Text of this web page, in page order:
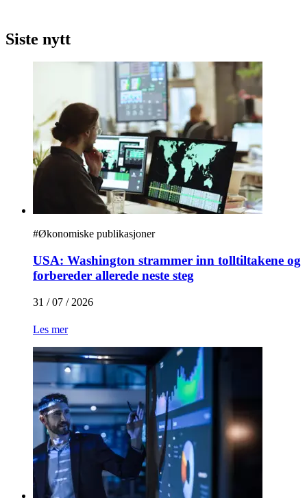
Siste nytt
#Økonomiske publikasjoner
USA: Washington strammer inn tolltiltakene og
forbereder allerede neste steg
31 / 07 / 2026
Les mer